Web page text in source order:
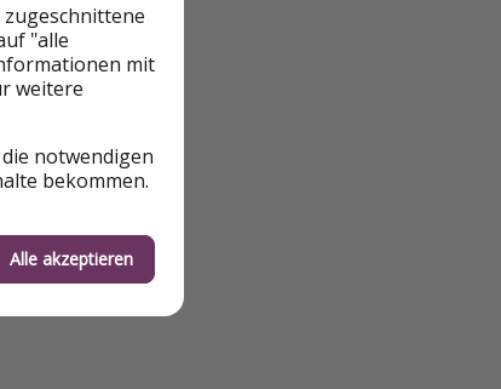
"alle
mit
weitere
notwendigen
bekommen.
Alle akzeptieren